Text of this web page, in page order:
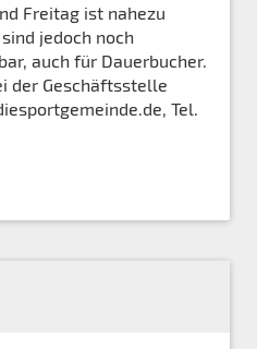
Freitag ist nahezu
jedoch noch
auch für Dauerbucher.
der Geschäftsstelle
Tel.